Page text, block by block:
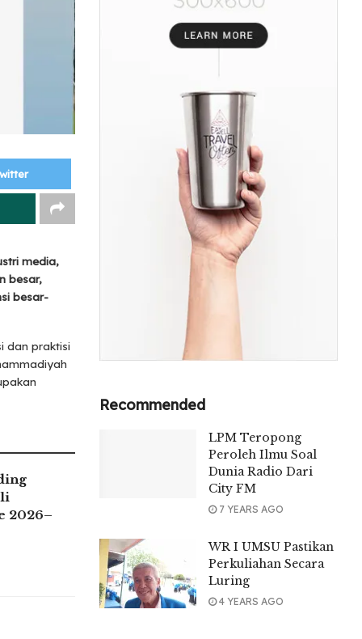
media,
besar,
besar-
dan praktisi
2026–
Recommended
LPM Teropong
Peroleh Ilmu Soal
Dunia Radio Dari
City FM
7 YEARS AGO
WR I UMSU Pastikan
Perkuliahan Secara
Luring
4 YEARS AGO